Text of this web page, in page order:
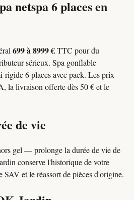
netspa 6 places en
699 à 8999 €TTC pour du
sérieux. Spa gonflable
6 places avec pack. Les prix
la livraison offerte dès 50 € et le
de vie
gel — prolonge la durée de vie de
conserve l'historique de votre
et le réassort de pièces d'origine.